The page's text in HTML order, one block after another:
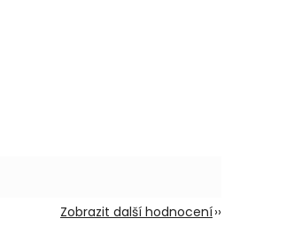
Zobrazit další hodnocení